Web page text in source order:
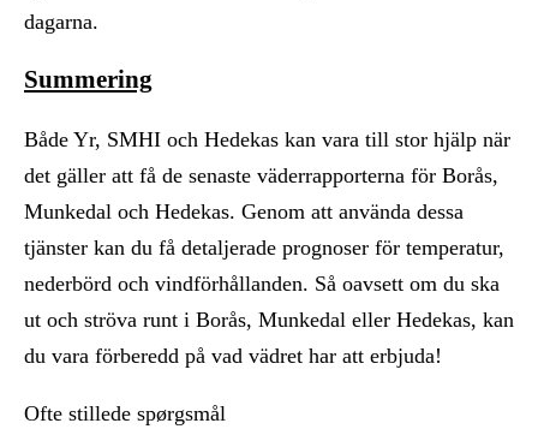
dagarna.
Summering
Både Yr, SMHI och Hedekas kan vara till stor hjälp när
det gäller att få de senaste väderrapporterna för Borås,
Munkedal och Hedekas. Genom att använda dessa
tjänster kan du få detaljerade prognoser för temperatur,
nederbörd och vindförhållanden. Så oavsett om du ska
ut och ströva runt i Borås, Munkedal eller Hedekas, kan
du vara förberedd på vad vädret har att erbjuda!
Ofte stillede spørgsmål